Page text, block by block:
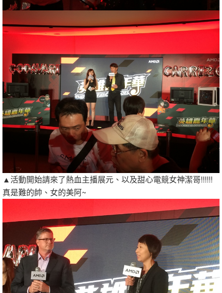
▲活動開始請來了熱血主播展元、以及甜心電競女神潔哥!!!!!!
真是難的帥、女的美阿~